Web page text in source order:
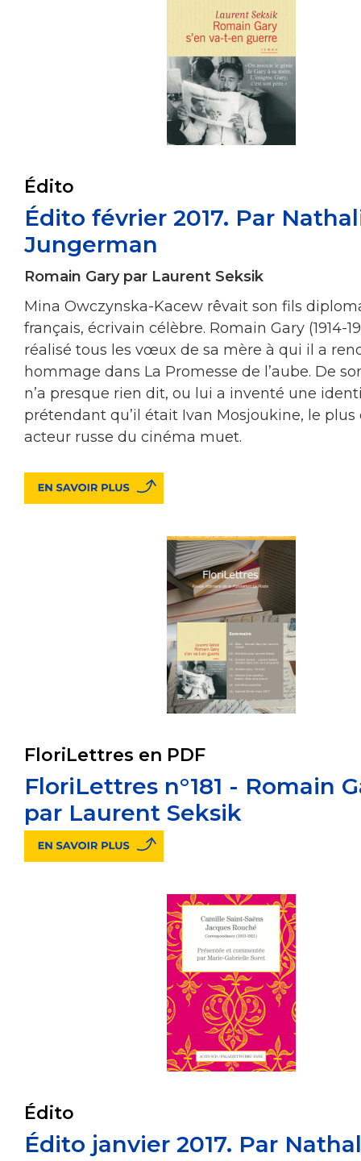
Édito
Édito février 2017. Par
Jungerman
Romain Gary par Laurent Seksik
Mina Owczynska-Kacew rêvait son fils
français, écrivain célèbre. Romain Gary (1914-
réalisé tous les vœux de sa mère à qui il a
hommage dans La Promesse de l’aube. De
n’a presque rien dit, ou lui a inventé une
prétendant qu’il était Ivan Mosjoukine, le plus
acteur russe du cinéma muet.
FloriLettres en PDF
FloriLettres n°181 - Romain
par Laurent Seksik
Édito
Édito janvier 2017. Par